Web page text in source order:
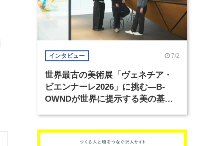
インタビュー 7/2
世界最古の美術展「ヴェネチア・
ビエンナーレ2026」に挑む―B-
OWNDが世界に提示する美の基準